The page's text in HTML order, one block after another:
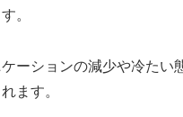
。
ーションの減少や冷たい
ます。